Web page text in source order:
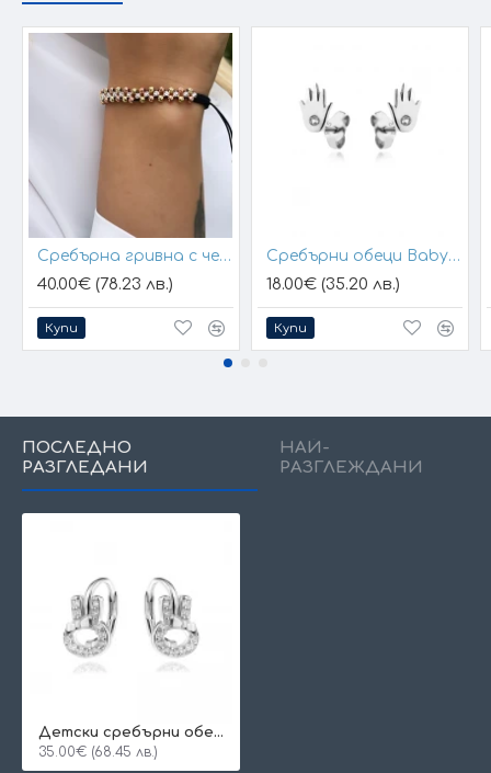
Сребърна гривна с черен конец и позлатени топчета
40.00€ (78.23 лв.)
Купи
Сребърни обеци Baby Hands
18.00€ (35.20 лв.)
Купи
ПОСЛЕДНО
РАЗГЛЕДАНИ
НАЙ-
РАЗГЛЕЖДАНИ
Детски сребърни обеци Bunny Spark
35.00€ (68.45 лв.)